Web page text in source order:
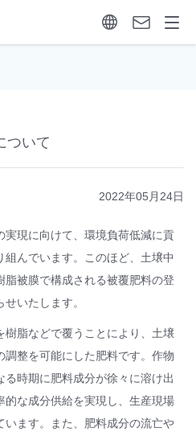
ついて
2022年05月24日
現に向けて、環境負荷低減に貢
んでいます。このほど、土壌中
被膜で構成される被覆肥料の登
いたします。
脂などで覆うことにより、土壌
整を可能にした肥料です。作物
時期に肥料成分が徐々に溶け出
な成分供給を実現し、生産現場
ます。また、肥料成分の流亡や